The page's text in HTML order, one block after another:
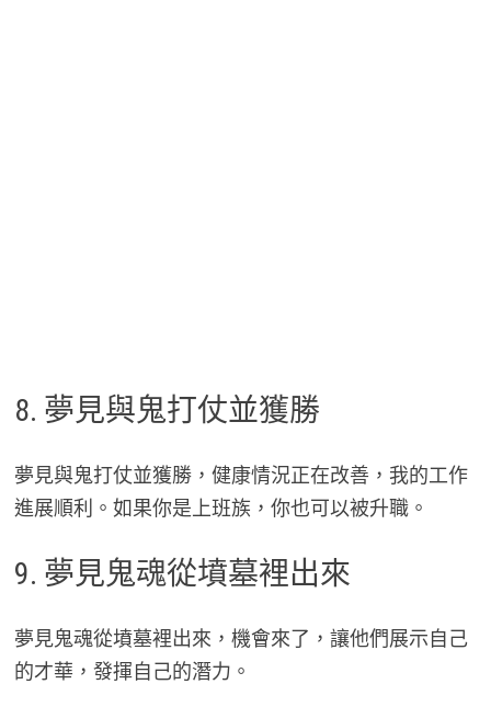
8. 夢見與鬼打仗並獲勝
夢見與鬼打仗並獲勝，健康情況正在改善，我的工作
進展順利。如果你是上班族，你也可以被升職。
9. 夢見鬼魂從墳墓裡出來
夢見鬼魂從墳墓裡出來，機會來了，讓他們展示自己
的才華，發揮自己的潛力。